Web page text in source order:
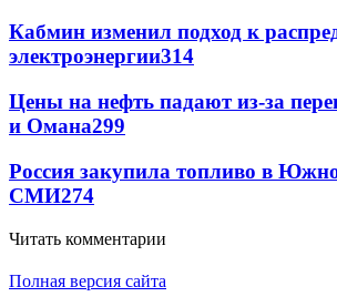
Кабмин изменил подход к
электроэнергии314
Цены на нефть падают из-за
и Омана299
Россия закупила топливо в
СМИ274
Читать комментарии
Полная версия сайта